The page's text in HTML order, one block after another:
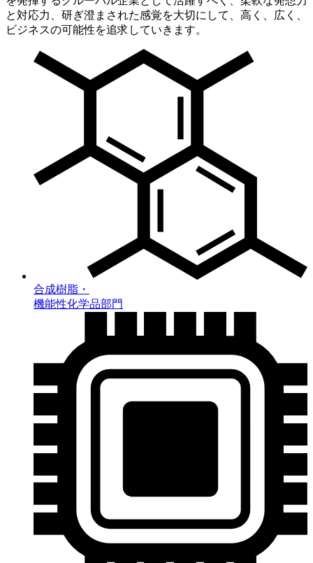
と対応力、研ぎ澄まされた感覚を大切にして、高く、広く、
ビジネスの可能性を追求していきます。
合成樹脂・
機能性化学品部門